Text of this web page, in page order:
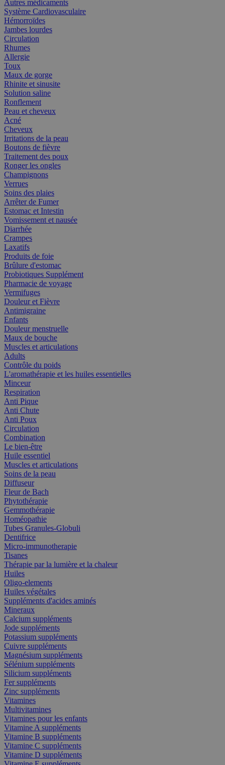
Autres médicaments
Système Cardiovasculaire
Hémorroïdes
Jambes lourdes
Circulation
Rhumes
Allergie
Toux
Maux de gorge
Rhinite et sinusite
Solution saline
Ronflement
Peau et cheveux
Acné
Cheveux
Irritations de la peau
Boutons de fièvre
Traitement des poux
Ronger les ongles
Champignons
Verrues
Soins des plaies
Arrêter de Fumer
Estomac et Intestin
Vomissement et nausée
Diarrhée
Crampes
Laxatifs
Produits de foie
Brûlure d'estomac
Probiotiques Supplément
Pharmacie de voyage
Vermifuges
Douleur et Fièvre
Antimigraine
Enfants
Douleur menstruelle
Maux de bouche
Muscles et articulations
Adults
Contrôle du poids
L'aromathérapie et les huiles essentielles
Minceur
Respiration
Anti Pique
Anti Chute
Anti Poux
Circulation
Combination
Le bien-être
Huile essentiel
Muscles et articulations
Soins de la peau
Diffuseur
Fleur de Bach
Phytothérapie
Gemmothérapie
Homéopathie
Tubes Granules-Globuli
Dentifrice
Micro-immunotherapie
Tisanes
Thérapie par la lumière et la chaleur
Huiles
Oligo-elements
Huiles végétales
Suppléments d'acides aminés
Mineraux
Calcium suppléments
Jode suppléments
Potassium suppléments
Cuivre suppléments
Magnésium suppléments
Sélénium suppléments
Silicium suppléments
Fer suppléments
Zinc suppléments
Vitamines
Multivitamines
Vitamines pour les enfants
Vitamine A suppléments
Vitamine B suppléments
Vitamine C suppléments
Vitamine D suppléments